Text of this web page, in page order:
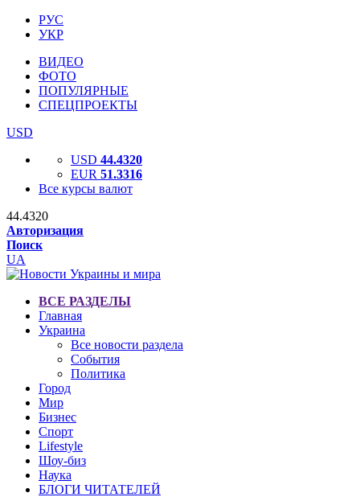
РУС
УКР
ВИДЕО
ФОТО
ПОПУЛЯРНЫЕ
СПЕЦПРОЕКТЫ
USD
USD 44.4320
EUR 51.3316
Все курсы валют
44.4320
Авторизация
Поиск
UA
ВСЕ РАЗДЕЛЫ
Главная
Украина
Все новости раздела
События
Политика
Город
Мир
Бизнес
Спорт
Lifestyle
Шоу-биз
Наука
БЛОГИ ЧИТАТЕЛЕЙ